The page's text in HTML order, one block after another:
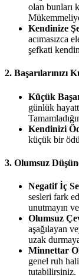
olan bunları
Kendinize
acımasızca
şefkati
2. Başarılarınızı
Küçük
günlük
Kendinizi
küçük bir
3. Olumsuz
Negatif İç
sesleri fark
unutmayın
Olumsuz
aşağılayan
uzak
Minnettar
genel ruh
tutabilirsiniz.